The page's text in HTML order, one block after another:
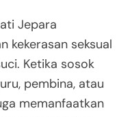
Jepara
kekerasan seksual
Ketika sosok
pembina, atau
memanfaatkan